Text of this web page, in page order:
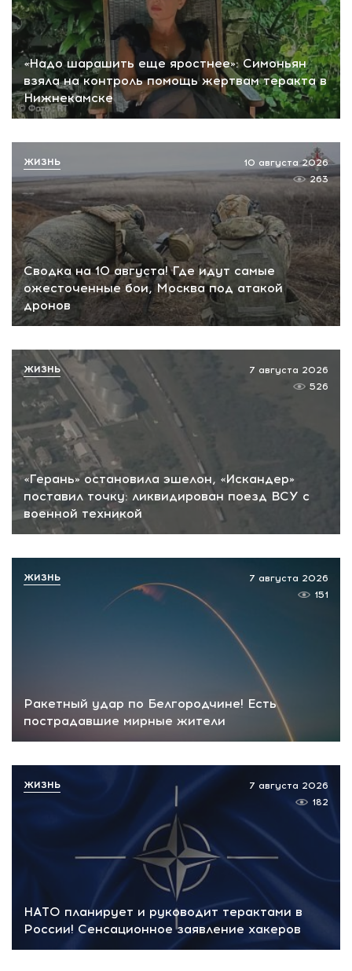
«Надо шарашить еще яростнее»: Симоньян
взяла на контроль помощь жертвам теракта в
Нижнекамске
Сводка на 10 августа! Где идут самые
ожесточенные бои, Москва под атакой
дронов
10 августа 2026
263
ЖИЗНЬ
«Герань» остановила эшелон, «Искандер»
поставил точку: ликвидирован поезд ВСУ с
военной техникой
7 августа 2026
526
ЖИЗНЬ
Ракетный удар по Белгородчине! Есть
пострадавшие мирные жители
7 августа 2026
151
ЖИЗНЬ
НАТО планирует и руководит терактами в
России! Сенсационное заявление хакеров
7 августа 2026
182
ЖИЗНЬ